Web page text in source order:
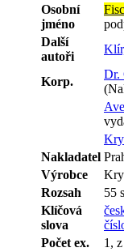
Osobní
jméno
Další
autoři
Korp.
Dr.
Nakladatel
Výrobce
Rozsah
55
Klíčová
slova
Počet ex.
1,